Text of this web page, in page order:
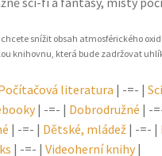
chcete snížit obsah atmosférického
knihovnu, která bude zadržovat
literatura | -=- |
| -=- | Dobrodružné | -
| -=- | Dětské, mládež| -=- |
| -=- | Videoherní knihy|